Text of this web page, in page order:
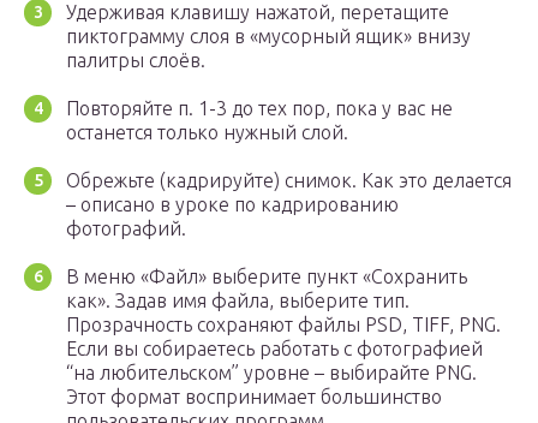
Удерживая клавишу нажатой, перетащите
пиктограмму слоя в «мусорный ящик» внизу
палитры слоёв.
Повторяйте п. 1-3 до тех пор, пока у вас не
останется только нужный слой.
Обрежьте (кадрируйте) снимок. Как это делается
– описано в уроке по кадрированию
фотографий.
В меню «Файл» выберите пункт «Сохранить
как». Задав имя файла, выберите тип.
Прозрачность сохраняют файлы PSD, TIFF, PNG.
Если вы собираетесь работать с фотографией
“на любительском” уровне – выбирайте PNG.
Этот формат воспринимает большинство